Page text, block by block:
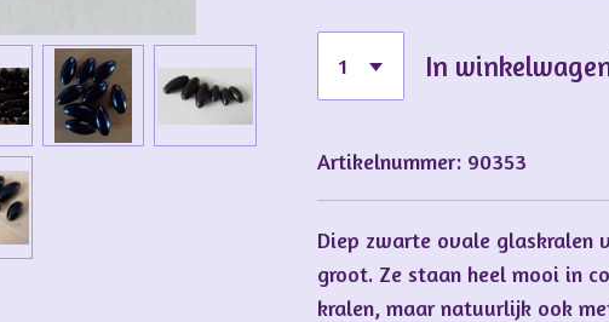
In
Artikelnummer: 90353
Diep zwarte ovale glaskralen
groot. Ze staan heel mooi in
kralen, maar natuurlijk ook